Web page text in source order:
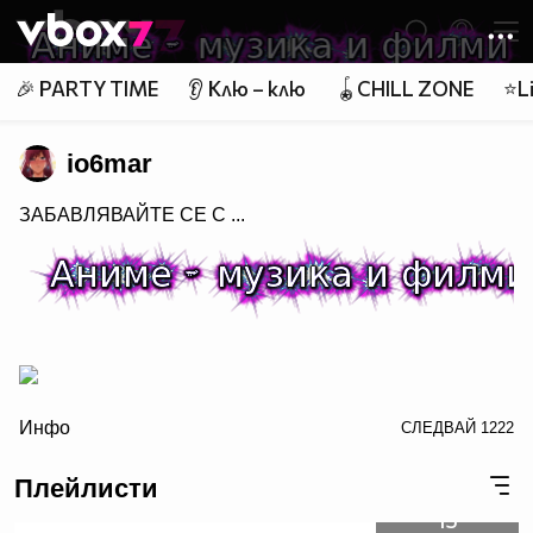
👾
🎉 PARTY TIME 👂 Клю – клю 🪀CHILL ZONE
io6mar
ЗАБАВЛЯВАЙТЕ СЕ С ...
заповядайте в Аниме - музика и филми
Инфо СЛЕДВАЙ 1222
Плейлисти
15